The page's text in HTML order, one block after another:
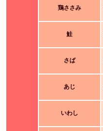
鶏ささみ
鮭
さば
あじ
いわし